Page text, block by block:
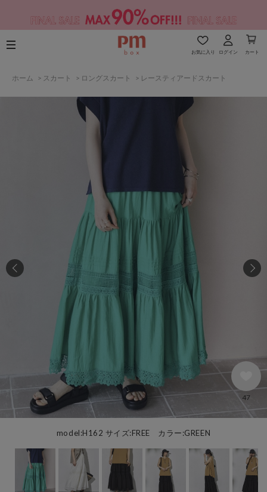
お気に入り ログイン カート
ホーム > スカート > ロングスカート > レースティアードスカート
model:H162 サイズ:FREE カラー:GREEN
47